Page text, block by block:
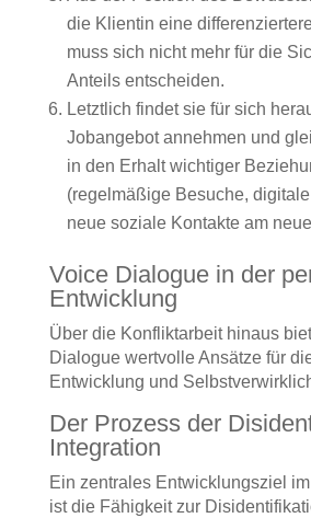
die Klientin eine
muss sich nicht mehr für die
Anteils entscheiden.
Letztlich findet sie für sich
Jobangebot annehmen und
in den Erhalt wichtiger
(regelmäßige Besuche,
neue soziale Kontakte am
Voice Dialogue in der
Entwicklung
Über die Konfliktarbeit hinaus
Dialogue wertvolle Ansätze für
Entwicklung und
Der Prozess der
Integration
Ein zentrales Entwicklungsziel
ist die Fähigkeit zur